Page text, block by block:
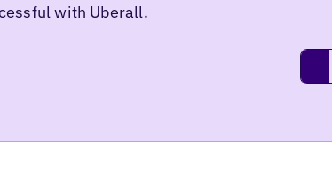
with Uberall.